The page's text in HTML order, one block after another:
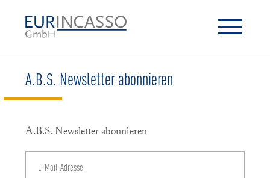
A.B.S. Newsletter abonnieren
A.B.S. Newsletter abonnieren